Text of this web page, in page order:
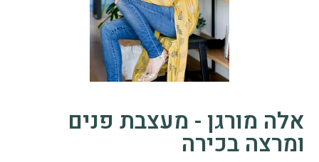
אלה מורגן - מעצבת פנים
ומרצה בכירה